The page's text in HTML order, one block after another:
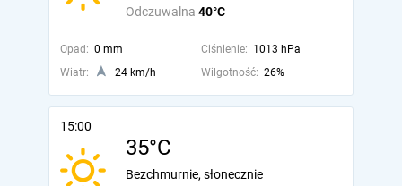
Odczuwalna 40°C
Opad: 0 mm Ciśnienie: 1013 hPa
Wiatr:
24 km/h Wilgotność: 26%
15:00
35°C
Bezchmurnie, słonecznie